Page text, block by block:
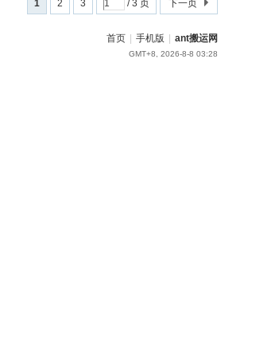
1 2 3 / 3 页 下一页
首页 手机版 ant搬运网
GMT+8, 2026-8-8 03:28